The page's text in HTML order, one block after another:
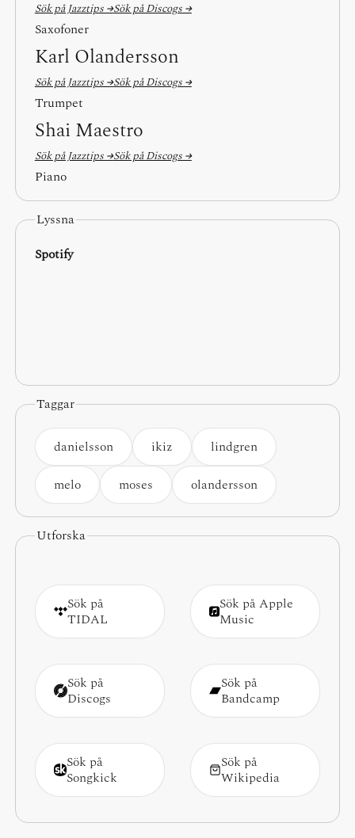
Sök på Jazztips →Sök på Discogs →
Saxofoner
Karl Olandersson
Sök på Jazztips →Sök på Discogs →
Trumpet
Shai Maestro
Sök på Jazztips →Sök på Discogs →
Piano
Lyssna
Spotify
Taggar
danielsson ikiz
lindgren
melo
moses olandersson
Utforska
Sök på
TIDAL
Sök på Apple
Music
Sök på
Discogs
Sök på
Bandcamp
Sök på
Songkick
Sök på
Wikipedia